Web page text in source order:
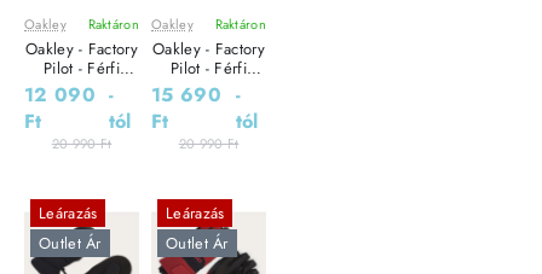
Oakley Raktáron
Oakley - Factory
Pilot - Férfi
kesztyű
12 090
Ft
-
tól
20 990 Ft
Oakley Raktáron
Oakley - Factory
Pilot - Férfi
kesztyű
15 690
Ft
-
tól
20 990 Ft
Leárazás
Outlet Ár
Leárazás
Outlet Ár